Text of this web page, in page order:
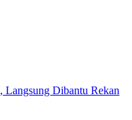
Dibantu Rekan